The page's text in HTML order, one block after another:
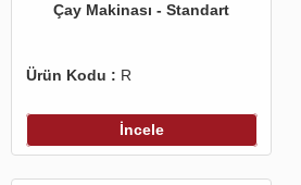
Çay Makinası - Standart
Ürün Kodu : R
İncele